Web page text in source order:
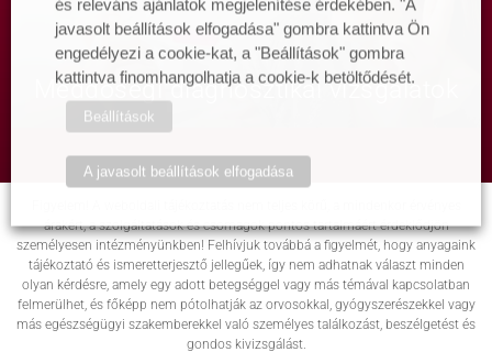
Meddőségi diagnosztikai vizsgálatok
árakért, a szolgáltatások és csomagok pontos tartalmáért érdeklődjön
személyesen intézményünkben! Felhívjuk továbbá a figyelmét, hogy anyagaink
tájékoztató és ismeretterjesztő jellegűek, így nem adhatnak választ minden
olyan kérdésre, amely egy adott betegséggel vagy más témával kapcsolatban
felmerülhet, és főképp nem pótolhatják az orvosokkal, gyógyszerészekkel vagy
más egészségügyi szakemberekkel való személyes találkozást, beszélgetést és
gondos kivizsgálást.
és releváns ajánlatok megjelenítése érdekében. "A
javasolt beállítások elfogadása" gombra kattintva Ön
engedélyezi a cookie-kat, a "Beállítások" gombra
kattintva finomhangolhatja a cookie-k betöltődését.
Beállítások
A javasolt beállítások elfogadása